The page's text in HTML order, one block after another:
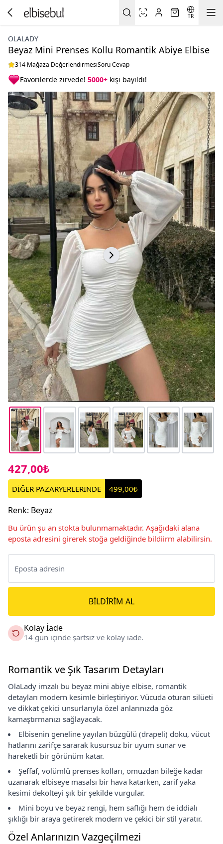
TR
OLALADY
Beyaz Mini Prenses Kollu Romantik Abiye Elbise
314 Mağaza DeğerlendirmesiSoru Cevap
Favorilerde zirvede! 5000+ kişi bayıldı!
427,00₺
DİĞER PAZARYERLERİNDE 499,00₺
Renk: Beyaz
Bu ürün şu an stokta bulunmamaktadır. Aşağıdaki alana
eposta adresini girerek stoğa geldiğinde bildiirm alabilirsin.
BILDIRIM AL
Kolay İade
14 gün içinde şartsız ve kolay iade.
Romantik ve Şık Tasarım Detayları
OlaLady imzalı bu beyaz mini abiye elbise, romantik
detayları modern kesimle birleştiriyor. Vücuda oturan silüeti
ve dikkat çekici unsurlarıyla özel anlarınızda göz
kamaştırmanızı sağlayacak.
Elbisenin geneline yayılan büzgülü (drapeli) doku, vücut
hatlarını zarifçe sararak kusursuz bir uyum sunar ve
hareketli bir görünüm katar.
Şeffaf, volümlü prenses kolları, omuzdan bileğe kadar
uzanarak elbiseye masalsı bir hava katarken, zarif yaka
kesimi dekolteyi şık bir şekilde vurgular.
Mini boyu ve beyaz rengi, hem saflığı hem de iddialı
şıklığı bir araya getirerek modern ve çekici bir stil yaratır.
Özel Anlarınızın Vazgeçilmezi